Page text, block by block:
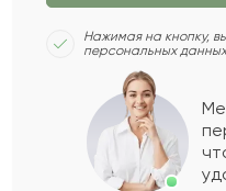
Хильда
Нажимая на кнопку,
персональных данных